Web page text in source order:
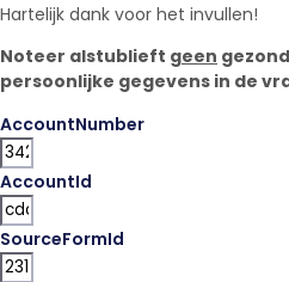
Hartelijk dank voor het invullen!
Noteer alstublieft geen
persoonlijke gegevens in de
AccountNumber
AccountId
SourceFormId